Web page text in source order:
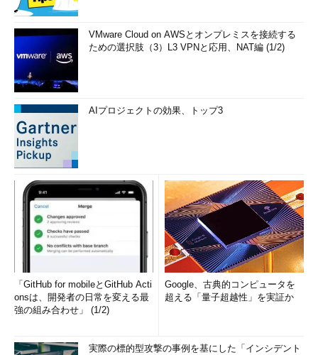
項目が復活した
画面8「セーフモードとネットワーク」で「コントロール
パネル」からのWindows Updateによる更新に成功！
なお、この方法はレジストリキーの所有者やアクセス許可の変
更が必要なので、決してお勧めはしません。この方法を行う方
は、自己責任でお願いします。“「セーフモードとネットワー
ク」でもWindows Updateする”ということに固執してしまいまし
でしょう。
VMware Cloud on AWSとオンプレミスを接続する
ための選択肢（3）L3 VPNと応用、NAT編 (1/2)
AIプロジェクトの効果、トップ3
「GitHub for mobileとGitHub Acti
onsは、開発者の日常を変える最
強の組み合わせ」 (1/2)
Google、古典的コンピュータを
超える「量子超越性」を実証か
実際の標的型攻撃の事例を基にした「インシデント